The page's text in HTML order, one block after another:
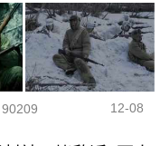
90209 12-08